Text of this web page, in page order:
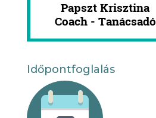
Időpontfoglalás